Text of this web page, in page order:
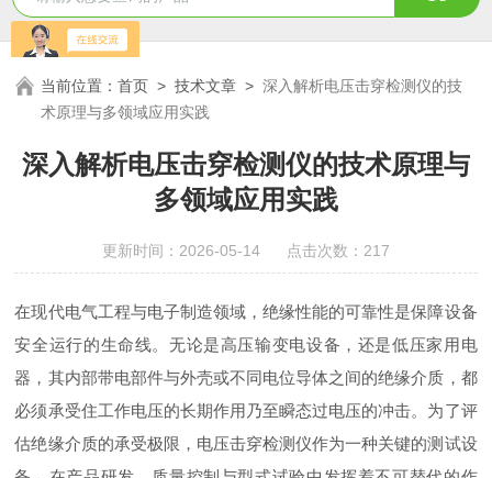
当前位置：首页 >技术文章 >深入解析电压击穿检测仪的技
术原理与多领域应用实践
深入解析电压击穿检测仪的技术原理与
多领域应用实践
更新时间：2026-05-14 点击次数：217
在现代电气工程与电子制造领域，绝缘性能的可靠性是保障设备
安全运行的生命线。无论是高压输变电设备，还是低压家用电
器，其内部带电部件与外壳或不同电位导体之间的绝缘介质，都
必须承受住工作电压的长期作用乃至瞬态过电压的冲击。为了评
估绝缘介质的承受极限，电压击穿检测仪作为一种关键的测试设